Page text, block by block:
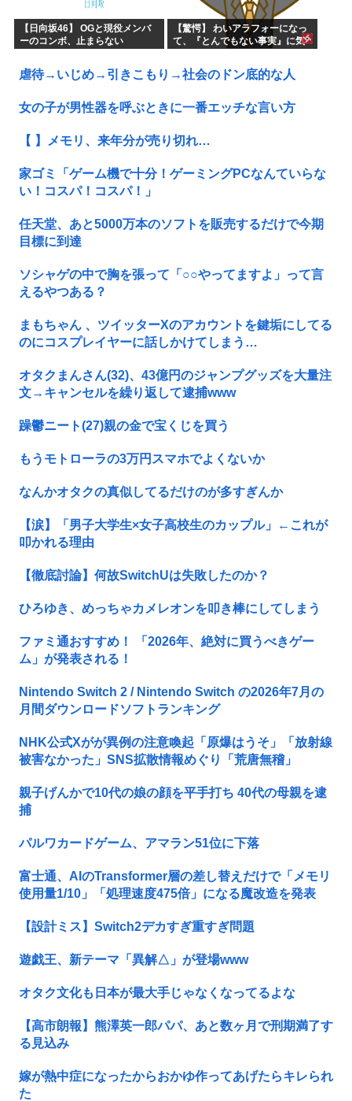
【日向坂46】 OGと現役メンバ
ーのコンボ、止まらない
【驚愕】 わいアラフォーになっ
て、『とんでもない事実』に気
虐待→いじめ→引きこもり→社会のドン底的な人
女の子が男性器を呼ぶときに一番エッチな言い方
【 】メモリ、来年分が売り切れ…
家ゴミ「ゲーム機で十分！ゲーミングPCなんていらな
い！コスパ！コスパ！」
任天堂、あと5000万本のソフトを販売するだけで今期
目標に到達
ソシャゲの中で胸を張って「○○やってますよ」って言
えるやつある？
まもちゃん 、ツイッターXのアカウントを鍵垢にしてる
のにコスプレイヤーに話しかけてしまう…
オタクまんさん(32)、43億円のジャンプグッズを大量注
文→キャンセルを繰り返して逮捕www
躁鬱ニート(27)親の金で宝くじを買う
もうモトローラの3万円スマホでよくないか
なんかオタクの真似してるだけのが多すぎんか
【涙】「男子大学生×女子高校生のカップル」←これが
叩かれる理由
【徹底討論】何故SwitchUは失敗したのか？
ひろゆき、めっちゃカメレオンを叩き棒にしてしまう
ファミ通おすすめ！ 「2026年、絶対に買うべきゲー
ム」が発表される！
Nintendo Switch 2 / Nintendo Switch の2026年7月の
月間ダウンロードソフトランキング
NHK公式Xがが異例の注意喚起「原爆はうそ」「放射線
被害なかった」SNS拡散情報めぐり「荒唐無稽」
親子げんかで10代の娘の顔を平手打ち 40代の母親を逮
捕
パルワカードゲーム、アマラン51位に下落
富士通、AIのTransformer層の差し替えだけで「メモリ
使用量1/10」「処理速度475倍」になる魔改造を発表
【設計ミス】Switch2デカすぎ重すぎ問題
遊戯王、新テーマ「異解△」が登場www
オタク文化も日本が最大手じゃなくなってるよな
【高市朗報】熊澤英一郎パパ、あと数ヶ月で刑期満了す
る見込み
嫁が熱中症になったからおかゆ作ってあげたらキレられ
た